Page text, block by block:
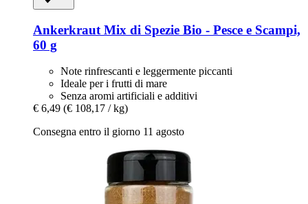
Ankerkraut Mix di Spezie Bio -​ Pesce e Scampi,
60 g
Note rinfrescanti e leggermente piccanti
Ideale per i frutti di mare
Senza aromi artificiali e additivi
€ 6,49 (€ 108,17 / kg)
Consegna entro il giorno 11 agosto